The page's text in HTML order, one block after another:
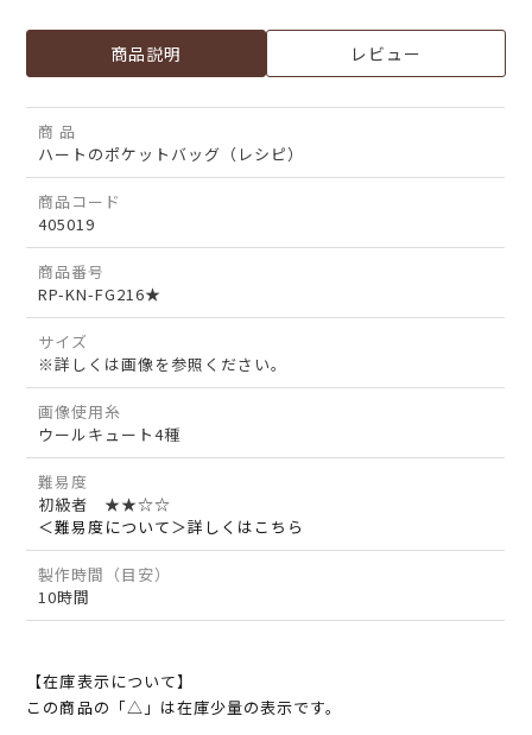
商品説明 レビュー
商 品
ハートのポケットバッグ（レシピ）
商品コード
405019
商品番号
RP-KN-FG216★
サイズ
※詳しくは画像を参照ください。
画像使用糸
ウールキュート4種
難易度
初級者 ★★☆☆
＜難易度について＞詳しくはこちら
製作時間（目安）
10時間
【在庫表示について】
この商品の「△」は在庫少量の表示です。